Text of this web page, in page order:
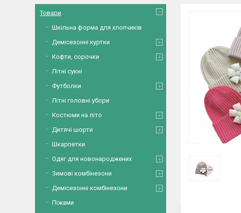
Товари
Шкільна форма для хлопчиків
Демісезонні куртки
Кофти, сорочки
Літні сукні
Футболки
Літні головні убори
Костюми на літо
Дитячі шорти
Шкарпетки
Одяг для новонароджених
Зимові комбінезони
Демісезонні комбінезони
Піжами